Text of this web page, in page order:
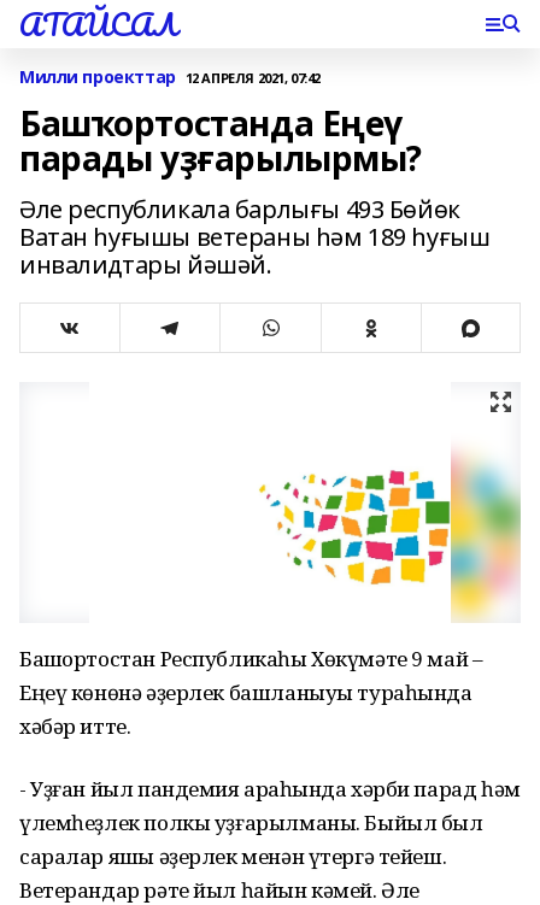
АТАЙСАЛ
Милли проекттар 12 АПРЕЛЯ 2021, 07:42
Башҡортостанда Еңеү
парады уҙғарылырмы?
Әле республикала барлығы 493 Бөйөк
Ватан һуғышы ветераны һәм 189 һуғыш
инвалидтары йәшәй.
Башҡортостан Республикаһы Хөкүмәте 9 май –
Еңеү көнөнә әҙерлек башланыуы тураһында
хәбәр итте.
- Уҙған йыл пандемия арҡаһында хәрби парад һәм
үлемһеҙлек полкы уҙғарылманы. Быйыл был
саралар яҡшы әҙерлек менән үтергә тейеш.
Ветерандар рәте йыл һайын кәмей. Әле